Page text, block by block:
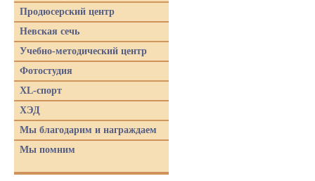
Продюсерский центр
Невская сечь
Учебно-методический центр
Фотостудия
XL-спорт
ХЭД
Мы благодарим и награждаем
Мы помним